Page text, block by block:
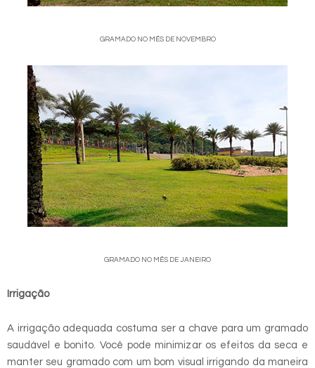
GRAMADO NO MÊS DE NOVEMBRO
GRAMADO NO MÊS DE JANEIRO
Irrigação
A irrigação adequada costuma ser a chave para um gramado
saudável e bonito. Você pode minimizar os efeitos da seca e
manter seu gramado com um bom visual irrigando da maneira